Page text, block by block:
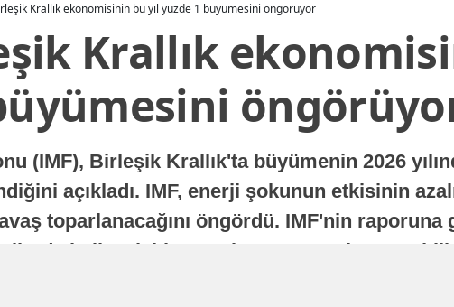
Krallık ekonomisinin bu yıl yüzde 1 büyümesini öngörüyor
Krallık
(IMF), Birleşik Krallık'ta büyümenin 2026
açıkladı. IMF, enerji şokunun etkisinin
toparlanacağını öngördü. IMF'nin raporuna
istikrarlı bir toparlanma süreci